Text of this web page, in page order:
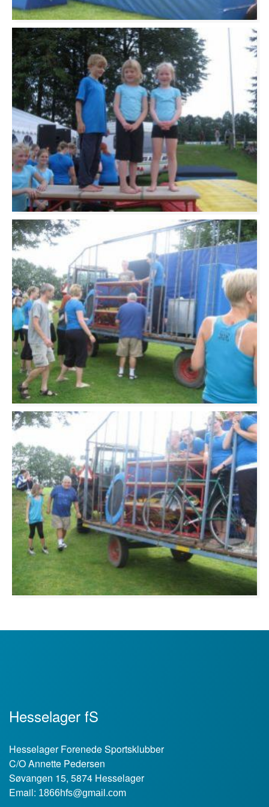
Hesselager fS
Hesselager Forenede Sportsklubber
C/O Annette Pedersen
Søvangen 15, 5874 Hesselager
Email: 1866hfs@gmail.com